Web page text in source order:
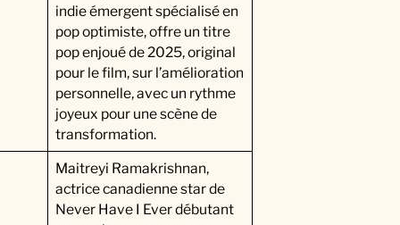
indie émergent spécialisé en
pop optimiste, offre un titre
pop enjoué de 2025, original
pour le film, sur l’amélioration
personnelle, avec un rythme
joyeux pour une scène de
transformation.
Maitreyi Ramakrishnan,
actrice canadienne star de
Never Have I Ever débutant